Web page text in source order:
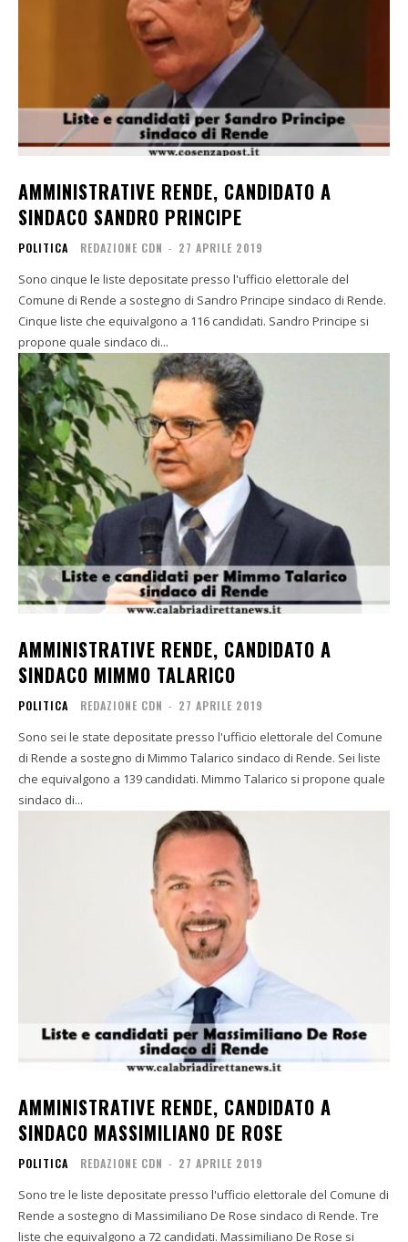
AMMINISTRATIVE RENDE, CANDIDATO A
SINDACO SANDRO PRINCIPE
POLITICA REDAZIONE CDN - 27 APRILE 2019
Sono cinque le liste depositate presso l'ufficio elettorale del
Comune di Rende a sostegno di Sandro Principe sindaco di Rende.
Cinque liste che equivalgono a 116 candidati. Sandro Principe si
propone quale sindaco di...
AMMINISTRATIVE RENDE, CANDIDATO A
SINDACO MIMMO TALARICO
POLITICA REDAZIONE CDN - 27 APRILE 2019
Sono sei le state depositate presso l'ufficio elettorale del Comune
di Rende a sostegno di Mimmo Talarico sindaco di Rende. Sei liste
che equivalgono a 139 candidati. Mimmo Talarico si propone quale
sindaco di...
AMMINISTRATIVE RENDE, CANDIDATO A
SINDACO MASSIMILIANO DE ROSE
POLITICA REDAZIONE CDN - 27 APRILE 2019
Sono tre le liste depositate presso l'ufficio elettorale del Comune di
Rende a sostegno di Massimiliano De Rose sindaco di Rende. Tre
liste che equivalgono a 72 candidati. Massimiliano De Rose si